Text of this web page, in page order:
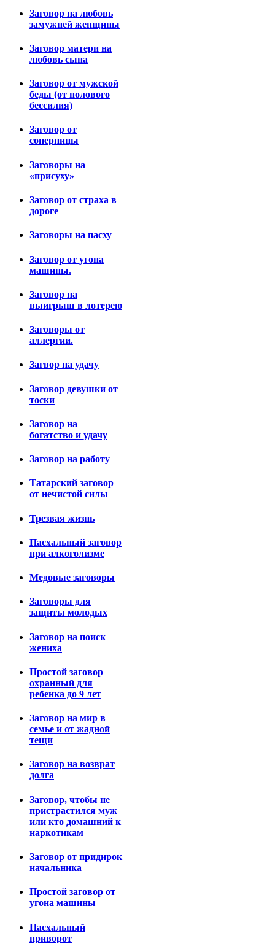
Заговор на любовь
замужней женщины
Заговор матери на
любовь сына
Заговор от мужской
беды (от полового
бессилия)
Заговор от
соперницы
Заговоры на
«присуху»
Заговор от страха в
дороге
Заговоры на пасху
Заговор от угона
машины.
Заговор на
выигрыш в лотерею
Заговоры от
аллергии.
Загвор на удачу
Заговор девушки от
тоски
Заговор на
богатство и удачу
Заговор на работу
Татарский заговор
от нечистой силы
Трезвая жизнь
Пасхальный заговор
при алкоголизме
Медовые заговоры
Заговоры для
защиты молодых
Заговор на поиск
жениха
Простой заговор
охранный для
ребенка до 9 лет
Заговор на мир в
семье и от жадной
тещи
Заговор на возврат
долга
Заговор, чтобы не
пристрастился муж
или кто домашний к
наркотикам
Заговор от придирок
начальника
Простой заговор от
угона машины
Пасхальный
приворот